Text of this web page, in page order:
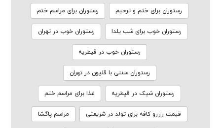
رستوران برای ختم و ترحیم رستوران برای مراسم ختم
رستوران خوب برای شب یلدا رستوران خوب در تهران
رستوران خوب در قیطریه
رستوران سنتی با قلیون در تهران
رستوران شیک در قیطریه غذا برای مراسم ختم
قیمت رزرو کافه برای تولد در شریعتی مراسم پاگشا